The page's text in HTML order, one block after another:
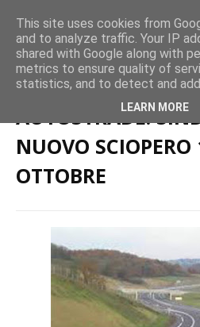
Home page Viabilità AUTOSTRADE:
E 14 OTTOBRE
AUTOSTRADE:
NUOVO SCIOPERO
OTTOBRE
This site uses cookies from
and to analyze traffic. Your IP
shared with Google along with
metrics to ensure quality of
statistics, and to detect and
LEARN MORE